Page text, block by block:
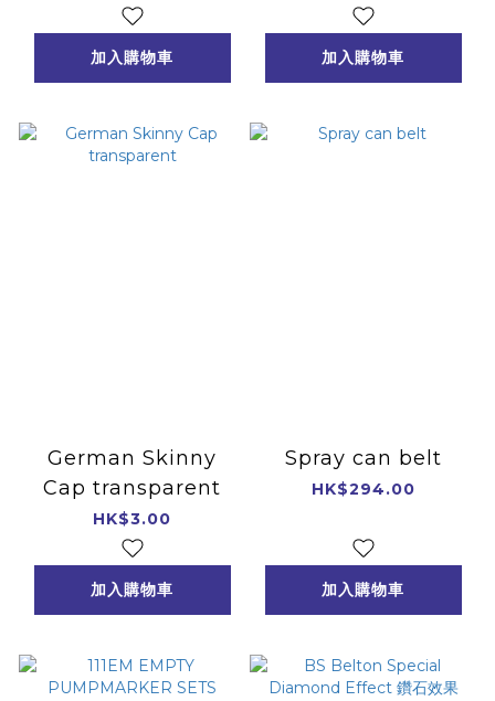
加入購物車 加入購物車
German Skinny
Cap transparent
HK$3.00
加入購物車
Spray can belt
HK$294.00
加入購物車